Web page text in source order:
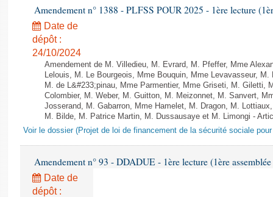
Amendement n° 1388 - PLFSS POUR 2025 - 1ère lecture
Date de
dépôt :
24/10/2024
Amendement de M. Villedieu, M. Evrard, M. Pfeffer, Mme
Lelouis, M. Le Bourgeois, Mme Bouquin, Mme Levavasseur,
M. de L&#233;pinau, Mme Parmentier, Mme Griseti, M. Giletti,
Colombier, M. Weber, M. Guitton, M. Meizonnet, M. Sanvert,
Josserand, M. Gabarron, Mme Hamelet, M. Dragon, M.
M. Bilde, M. Patrice Martin, M. Dussausaye et M. Limongi -
Voir le dossier (Projet de loi de financement de la sécurité sociale pour
Amendement n° 93 - DDADUE - 1ère lecture (1ère
Date de
dépôt :